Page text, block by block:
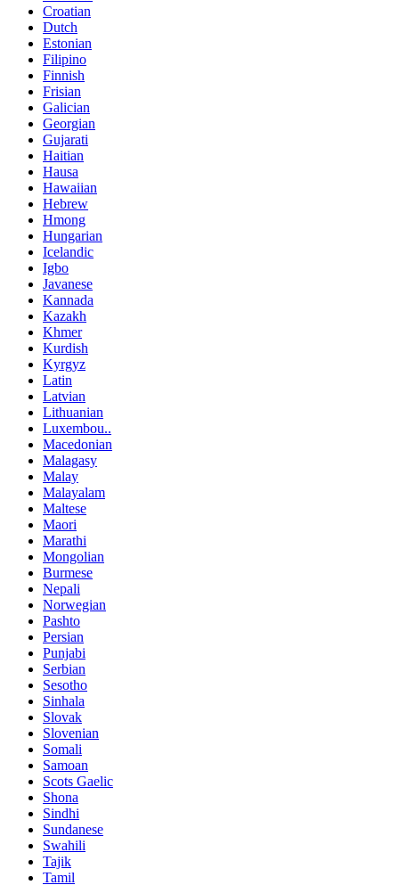
Croatian
Dutch
Estonian
Filipino
Finnish
Frisian
Galician
Georgian
Gujarati
Haitian
Hausa
Hawaiian
Hebrew
Hmong
Hungarian
Icelandic
Igbo
Javanese
Kannada
Kazakh
Khmer
Kurdish
Kyrgyz
Latin
Latvian
Lithuanian
Luxembou..
Macedonian
Malagasy
Malay
Malayalam
Maltese
Maori
Marathi
Mongolian
Burmese
Nepali
Norwegian
Pashto
Persian
Punjabi
Serbian
Sesotho
Sinhala
Slovak
Slovenian
Somali
Samoan
Scots Gaelic
Shona
Sindhi
Sundanese
Swahili
Tajik
Tamil